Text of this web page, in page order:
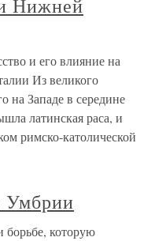
Нижней
и его влияние на
Из великого
на Западе в середине
латинская раса, и
римско-католической
Умбрии
которую